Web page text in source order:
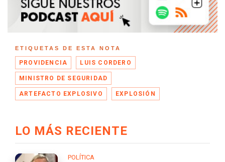
ETIQUETAS DE ESTA NOTA
PROVIDENCIA LUIS CORDERO
MINISTRO DE SEGURIDAD
ARTEFACTO EXPLOSIVO EXPLOSIÓN
LO MÁS RECIENTE
POLÍTICA